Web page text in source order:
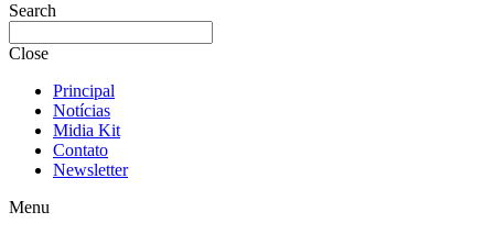
Search
Close
Principal
Notícias
Midia Kit
Contato
Newsletter
Menu